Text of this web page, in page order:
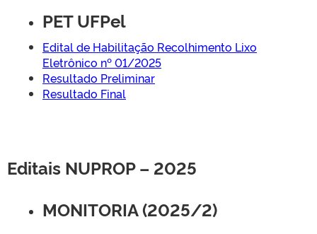
PET UFPel
Edital de Habilitação Recolhimento Lixo
Eletrônico nº 01/2025
Resultado Preliminar
Resultado Final
Editais NUPROP – 2025
MONITORIA (2025/2)